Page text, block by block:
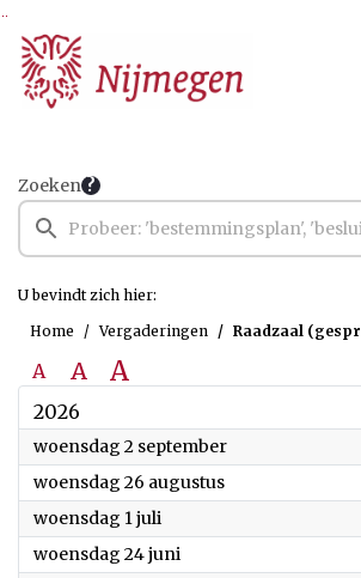
Zoeken
U bevindt zich hier:
Home
Vergaderingen Raadzaal
A A A
2026
woensdag 2 september2026
woensdag 26 augustus2026
woensdag 1 juli
woensdag 24 juni